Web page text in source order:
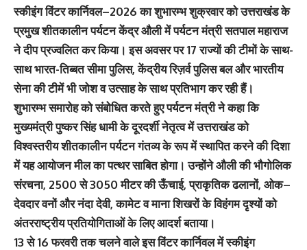
स्कीइंग विंटर कार्निवल–2026 का शुभारम्भ शुक्रवार को उत्तराखंड के
प्रमुख शीतकालीन पर्यटन केंद्र औली में पर्यटन मंत्री सतपाल महाराज
ने दीप प्रज्वलित कर किया। इस अवसर पर 17 राज्यों की टीमों के साथ-
साथ भारत-तिब्बत सीमा पुलिस, केंद्रीय रिज़र्व पुलिस बल और भारतीय
सेना की टीमें भी जोश व उत्साह के साथ प्रतिभाग कर रही हैं।
शुभारम्भ समारोह को संबोधित करते हुए पर्यटन मंत्री ने कहा कि
मुख्यमंत्री पुष्कर सिंह धामी के दूरदर्शी नेतृत्व में उत्तराखंड को
विश्वस्तरीय शीतकालीन पर्यटन गंतव्य के रूप में स्थापित करने की दिशा
में यह आयोजन मील का पत्थर साबित होगा। उन्होंने औली की भौगोलिक
संरचना, 2500 से 3050 मीटर की ऊँचाई, प्राकृतिक ढलानों, ओक–
देवदार वनों और नंदा देवी, कामेट व माना शिखरों के विहंगम दृश्यों को
अंतरराष्ट्रीय प्रतियोगिताओं के लिए आदर्श बताया।
13 से 16 फरवरी तक चलने वाले इस विंटर कार्निवल में स्कीइंग